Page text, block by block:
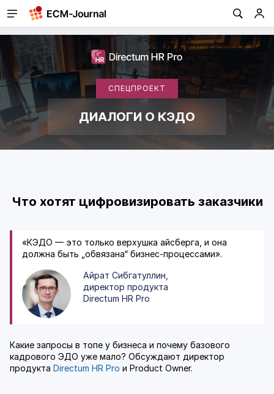
СПЕЦПРОЕКТ
ДИАЛОГИ О КЭДО
Что хотят цифровизировать заказчики
«КЭДО — это только верхушка айсберга, и она
должна быть „обвязана“ бизнес-процессами».
Айрат Сибгатуллин,
директор продукта
Directum HR Pro
Какие запросы в топе у бизнеса и почему базового
кадрового ЭДО уже мало? Обсуждают директор
продукта Directum HR Pro и Product Owner.